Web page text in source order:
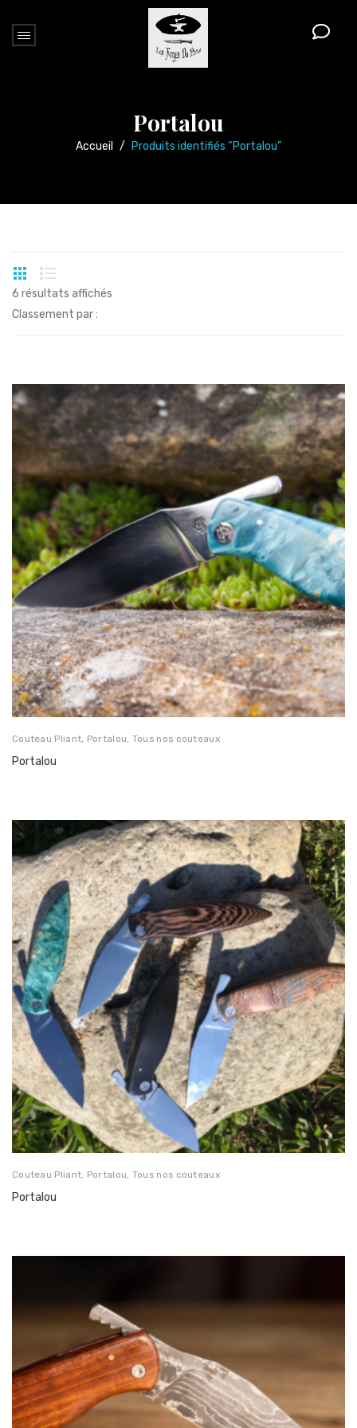
Portalou
Accueil / Produits identifiés “Portalou”
6 résultats affichés
Classement par :
Couteau Pliant, Portalou, Tous nos couteaux
Portalou
Couteau Pliant, Portalou, Tous nos couteaux
Portalou